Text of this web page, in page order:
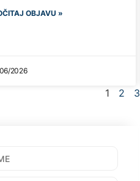
OBJAVU »
2026
1 2 3